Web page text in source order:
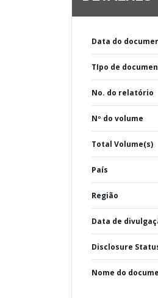
Data do
TIpo de
No. do relatório
Nº do volume
Total Volume(s)
País
Região
Data de
Disclosure
Nome do